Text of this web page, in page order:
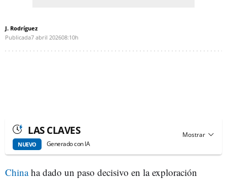
J. Rodríguez
Publicada7 abril 202608:10h
LAS CLAVES
NUEVO Generado con IA
Chinaha dado un paso decisivo en la exploración